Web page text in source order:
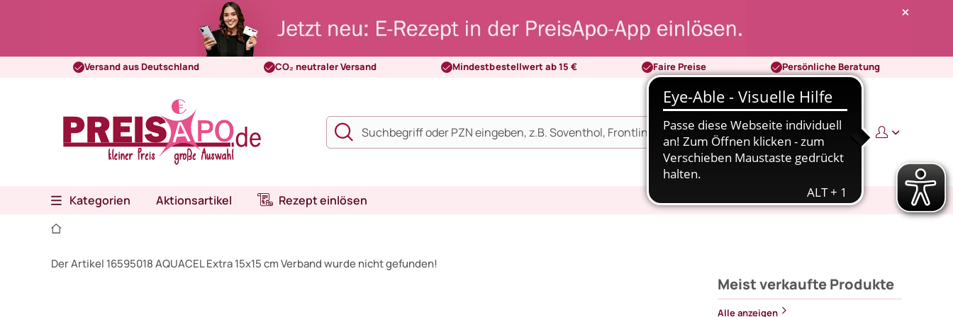
Versand aus Deutschland CO₂ neutraler Versand Mindestbestellwert ab 15 € Faire Preise Persönliche Beratung
0 0,00 €
Kategorien Aktionsartikel Rezept einlösen
Der Artikel 16595018 AQUACEL Extra 15x15 cm Verband wurde nicht gefunden!
Meist verkaufte Produkte
Alle anzeigen